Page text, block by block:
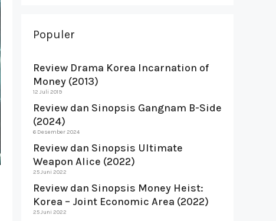
Populer
Review Drama Korea Incarnation of
Money (2013)
12 Juli 2019
Review dan Sinopsis Gangnam B-Side
(2024)
6 Desember 2024
Review dan Sinopsis Ultimate
Weapon Alice (2022)
25 Juni 2022
Review dan Sinopsis Money Heist:
Korea – Joint Economic Area (2022)
25 Juni 2022